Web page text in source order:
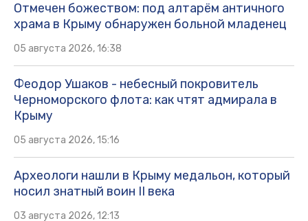
Отмечен божеством: под алтарём античного
храма в Крыму обнаружен больной младенец
05 августа 2026, 16:38
Феодор Ушаков - небесный покровитель
Черноморского флота: как чтят адмирала в
Крыму
05 августа 2026, 15:16
Археологи нашли в Крыму медальон, который
носил знатный воин II века
03 августа 2026, 12:13